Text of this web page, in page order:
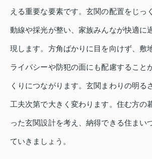
える重要な要素です。玄関の配置をじっ
動線や採光が整い、家族みんなが快適に
現します。方角ばかりに目を向けず、敷
ライバシーや防犯の面にも配慮すること
くりにつながります。玄関まわりの明る
工夫次第で大きく変わります。住む方の
った玄関設計を考え、納得できる住まい
ていきましょう。